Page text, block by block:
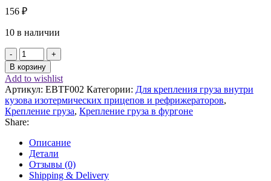
156 ₽
10 в наличии
Количество
товара
Заглушка
пластиковая
В корзину
Add to wishlist
Артикул: EBTF002 Категории: Для крепления груза внутри
кузова изотермических прицепов и рефрижераторов,
Крепление груза, Крепление груза в фургоне
Share:
Описание
Детали
Отзывы (0)
Shipping & Delivery